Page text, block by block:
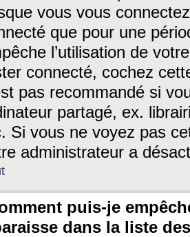
vous vous
que pour une
l’utilisation de
connecté, cochez
pas recommandé si
partagé, ex.
Si vous ne voyez pas
administrateur a
puis-je
dans la liste